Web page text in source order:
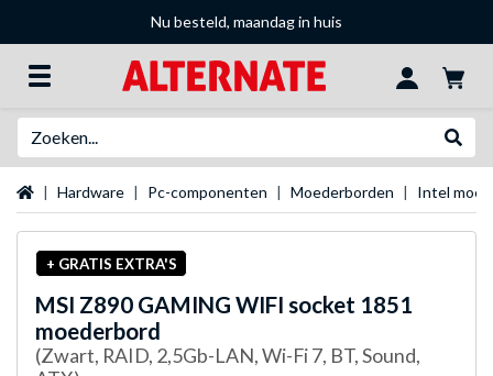
Nu besteld, maandag in huis
Startpagina
Hardware Pc-componenten Moederborden Intel
+ GRATIS EXTRA'S
MSI Z890 GAMING WIFI socket 1851
moederbord
(Zwart, RAID, 2,5Gb-LAN, Wi-Fi 7, BT, Sound,